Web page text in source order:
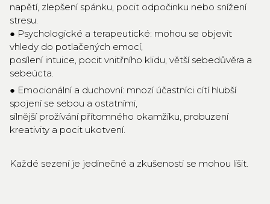
napětí, zlepšení spánku, pocit odpočinku nebo snížení
stresu.
● Psychologické a terapeutické: mohou se objevit
vhledy do potlačených emocí,
posílení intuice, pocit vnitřního klidu, větší sebedůvěra a
sebeúcta.
● Emocionální a duchovní: mnozí účastníci cítí hlubší
spojení se sebou a ostatními,
silnější prožívání přítomného okamžiku, probuzení
kreativity a pocit ukotvení.
Každé sezení je jedinečné a zkušenosti se mohou lišit.